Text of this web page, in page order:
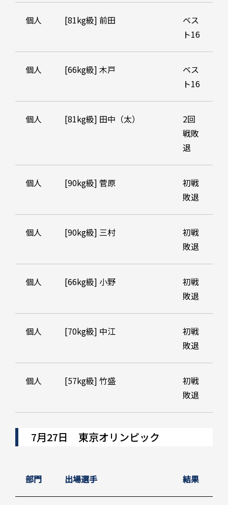
個人 [81kg級] 前田
ベス
ト16
個人 [66kg級] 木戸
ベス
ト16
個人 [81kg級] 田中（太）
2回
戦敗
退
個人 [90kg級] 菅原
初戦
敗退
個人 [90kg級] 三村
初戦
敗退
個人 [66kg級] 小野
初戦
敗退
個人 [70kg級] 中江
初戦
敗退
個人 [57kg級] 竹盛
初戦
敗退
7月27日 東京オリンピック
部門 出場選手 結果